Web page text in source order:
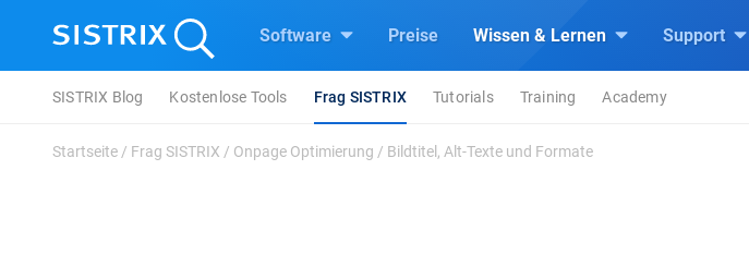
Software Preise Wissen & Lernen Support
SISTRIX Blog Kostenlose Tools Frag SISTRIX Tutorials Training Academy
Startseite / Frag SISTRIX / Onpage Optimierung / Bildtitel, Alt-Texte und Formate